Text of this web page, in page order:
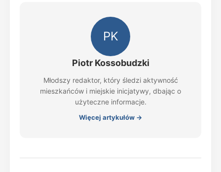
PK
Piotr Kossobudzki
Młodszy redaktor, który śledzi aktywność
mieszkańców i miejskie inicjatywy, dbając o
użyteczne informacje.
Więcej artykułów →